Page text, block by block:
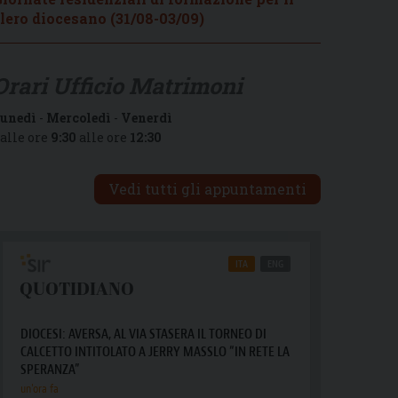
diocesano (31/08-03/09)
- Mercoledì - Venerdì
ore 9:30 alle ore 12:30
Vedi tutti gli appuntamenti